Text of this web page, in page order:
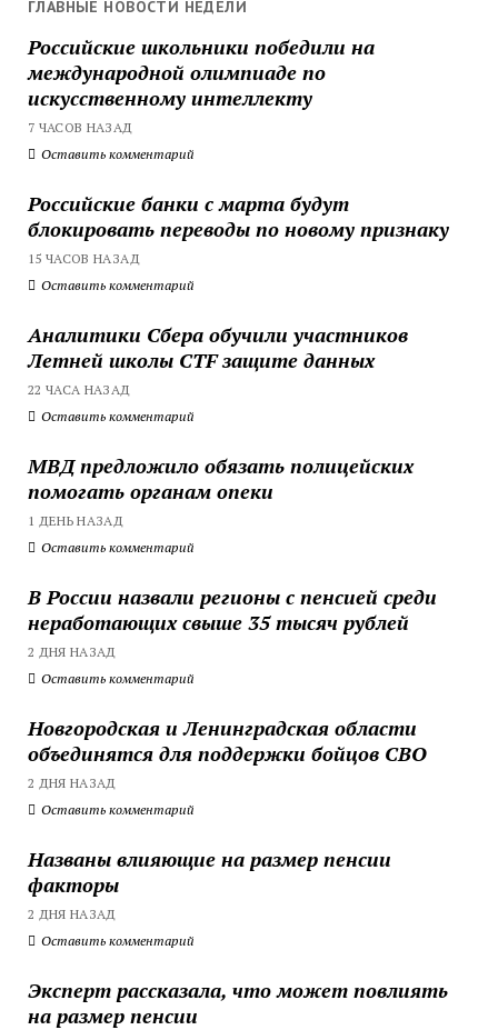
ГЛАВНЫЕ НОВОСТИ НЕДЕЛИ
Российские школьники победили на
международной олимпиаде по
искусственному интеллекту
7 ЧАСОВ НАЗАД
Оставить комментарий
Российские банки с марта будут
блокировать переводы по новому признаку
15 ЧАСОВ НАЗАД
Оставить комментарий
Аналитики Сбера обучили участников
Летней школы CTF защите данных
22 ЧАСА НАЗАД
Оставить комментарий
МВД предложило обязать полицейских
помогать органам опеки
1 ДЕНЬ НАЗАД
Оставить комментарий
В России назвали регионы с пенсией среди
неработающих свыше 35 тысяч рублей
2 ДНЯ НАЗАД
Оставить комментарий
Новгородская и Ленинградская области
объединятся для поддержки бойцов СВО
2 ДНЯ НАЗАД
Оставить комментарий
Названы влияющие на размер пенсии
факторы
2 ДНЯ НАЗАД
Оставить комментарий
Эксперт рассказала, что может повлиять
на размер пенсии